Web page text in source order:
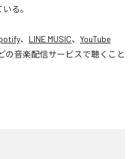
る。
、 LINE MUSIC、 YouTube
の音楽配信サービスで聴くこと